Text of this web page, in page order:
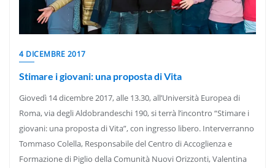
4 DICEMBRE 2017
Stimare i giovani: una proposta di Vita
Giovedì 14 dicembre 2017, alle 13.30, all’Università Europea di
Roma, via degli Aldobrandeschi 190, si terrà l’incontro “Stimare i
giovani: una proposta di Vita”, con ingresso libero. Interverranno
Tommaso Colella, Responsabile del Centro di Accoglienza e
Formazione di Piglio della Comunità Nuovi Orizzonti, Valentina